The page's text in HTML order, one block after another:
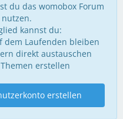
du das womobox Forum
kannst du:
dem Laufenden bleiben
direkt austauschen
erstellen
erstellen